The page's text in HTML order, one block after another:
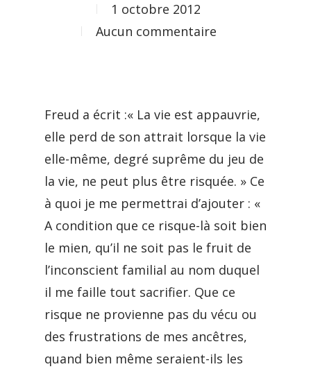
1 octobre 2012
Aucun commentaire
Freud a écrit :« La vie est appauvrie,
elle perd de son attrait lorsque la vie
elle-même, degré suprême du jeu de
la vie, ne peut plus être risquée. » Ce
à quoi je me permettrai d’ajouter : «
A condition que ce risque-là soit bien
le mien, qu’il ne soit pas le fruit de
l’inconscient familial au nom duquel
il me faille tout sacrifier. Que ce
risque ne provienne pas du vécu ou
des frustrations de mes ancêtres,
quand bien même seraient-ils les